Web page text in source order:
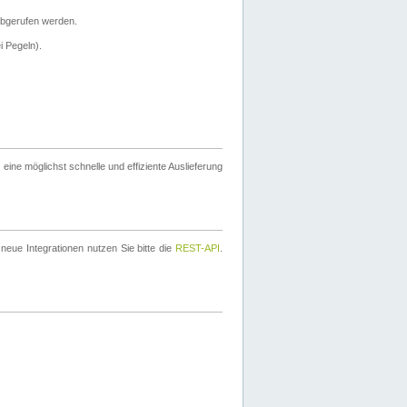
werden.
möglichst schnelle und effiziente Auslieferung
Integrationen nutzen Sie bitte die REST-API